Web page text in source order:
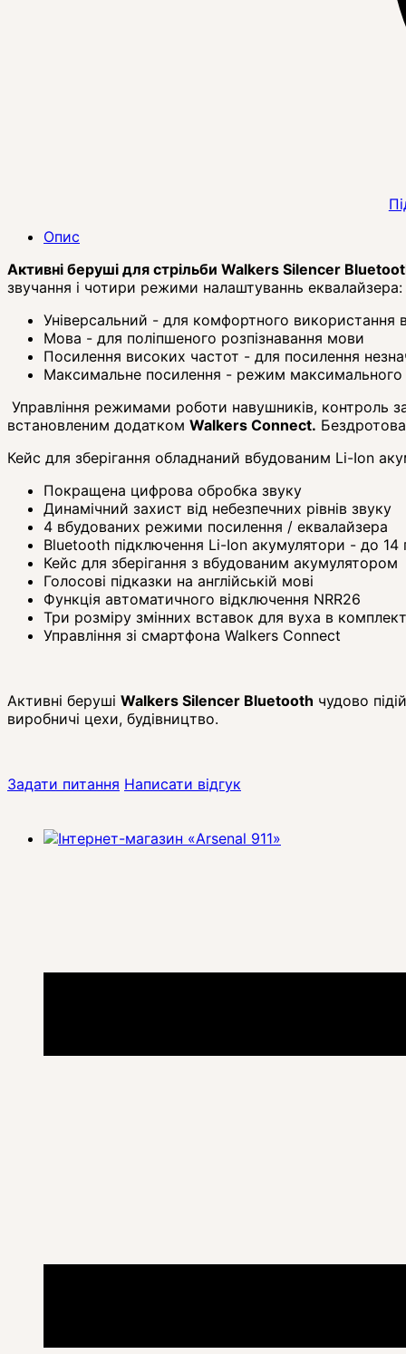
Опис
Активні беруші для стрільби Walkers Silencer
звучання і чотири режими налаштуваннь еквалайзера:
Універсальний - для комфортного
Мова - для поліпшеного розпізнавання мови
Посилення високих частот - для посилення
Максимальне посилення - режим максимального
Управління режимами роботи навушників, контроль
встановленим додатком Walkers Connect.
Кейс для зберігання обладнаний вбудованим Li-Ion
Покращена цифрова обробка звуку
Динамічний захист від небезпечних рівнів звуку
4 вбудованих режими посилення / еквалайзера
Bluetooth підключення Li-Ion акумулятори - до 14
Кейс для зберігання з вбудованим акумулятором
Голосові підказки на англійській мові
Функція автоматичного відключення NRR26
Три розміру змінних вставок для вуха в
Управління зі смартфона Walkers Connect
Активні беруші Walkers Silencer Bluetooth чудово
виробничі цехи, будівництво.
Задати питання Написати відгук